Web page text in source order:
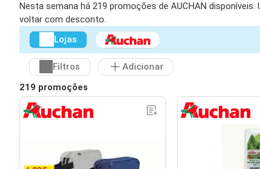
Nesta semana há 219 promoções de AUCHAN
voltar com desconto.
Lojas
Filtros
Adicionar
219 promoções